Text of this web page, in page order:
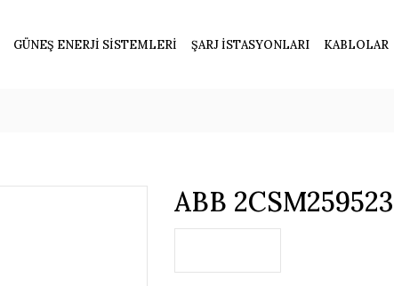
GÜNEŞ ENERJİ SİSTEMLERİ ŞARJ İSTASYONLARI KABLOLAR
ABB